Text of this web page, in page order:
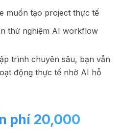
muốn tạo project thực tế
thử nghiệm AI workflow
trình chuyên sâu, bạn vẫn
động thực tế nhờ AI hỗ
phí 20,000